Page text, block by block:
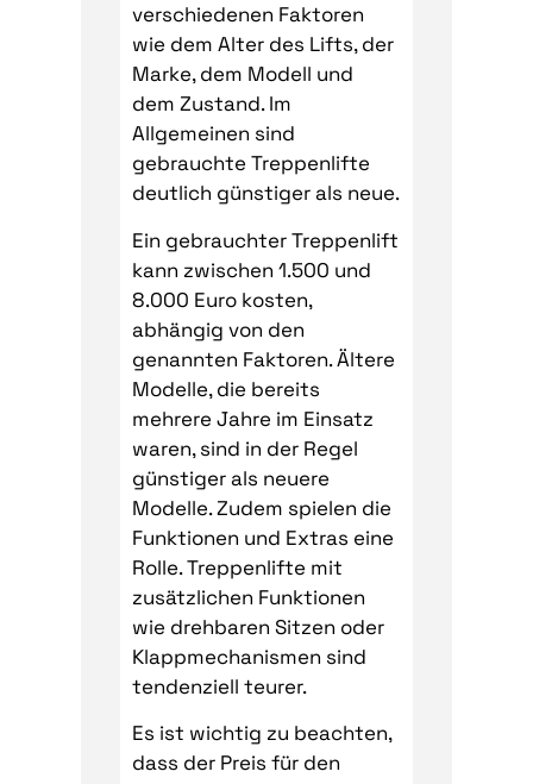
verschiedenen Faktoren
wie dem Alter des Lifts, der
Marke, dem Modell und
dem Zustand. Im
Allgemeinen sind
gebrauchte Treppenlifte
deutlich günstiger als neue.
Ein gebrauchter Treppenlift
kann zwischen 1.500 und
8.000 Euro kosten,
abhängig von den
genannten Faktoren. Ältere
Modelle, die bereits
mehrere Jahre im Einsatz
waren, sind in der Regel
günstiger als neuere
Modelle. Zudem spielen die
Funktionen und Extras eine
Rolle. Treppenlifte mit
zusätzlichen Funktionen
wie drehbaren Sitzen oder
Klappmechanismen sind
tendenziell teurer.
Es ist wichtig zu beachten,
dass der Preis für den